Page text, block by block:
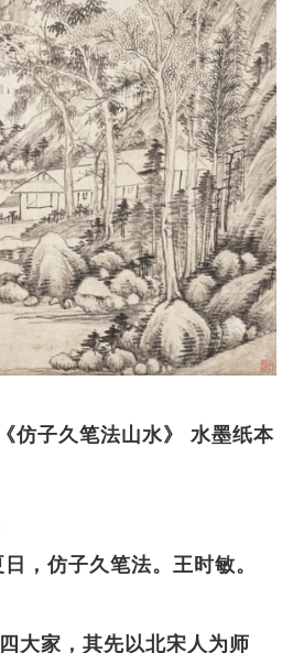
仿子久笔法山水》 水墨纸本
，仿子久笔法。王时敏。
大家，其先以北宋人为师